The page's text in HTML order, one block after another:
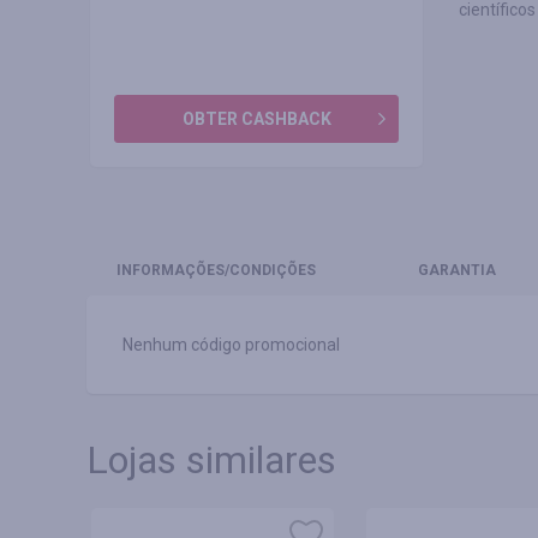
OBTER CASHBACK
científicos
INFORMAÇÕES/CONDIÇÕES GARANTIA
Nenhum código promocional
Lojas similares